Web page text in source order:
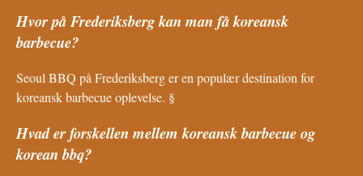
Hvor på Frederiksberg kan man få koreansk
barbecue?
Seoul BBQ på Frederiksberg er en populær destination for
koreansk barbecue oplevelse. §
Hvad er forskellen mellem koreansk barbecue og
korean bbq?